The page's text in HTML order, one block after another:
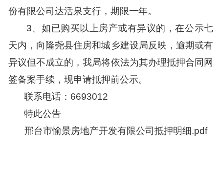
份有限公司达活泉支行， 期限一年。
3、如已购买以上房产或有异议的，在公示七
天内，向隆尧县住房和城乡建设局反映，逾期或有
异议但不成立的，我局将依法为其办理抵押合同网
签备案手续，现申请抵押前公示。
联系电话： 6693012
特此公告
邢台市愉景房地产开发有限公司抵押明细.pdf